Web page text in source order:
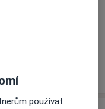
na pojišťovnu
používat